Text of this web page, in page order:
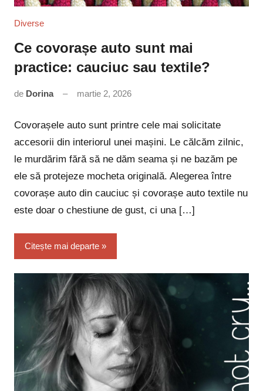
Diverse
Ce covorașe auto sunt mai
practice: cauciuc sau textile?
de Dorina martie 2, 2026
Covorașele auto sunt printre cele mai solicitate
accesorii din interiorul unei mașini. Le călcăm zilnic,
le murdărim fără să ne dăm seama și ne bazăm pe
ele să protejeze mocheta originală. Alegerea între
covorașe auto din cauciuc și covorașe auto textile nu
este doar o chestiune de gust, ci una […]
Citește mai departe